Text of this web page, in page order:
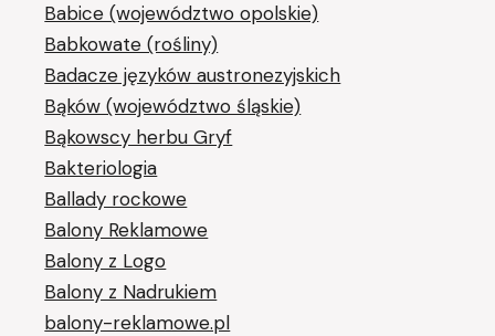
Babice (województwo opolskie)
Babkowate (rośliny)
Badacze języków austronezyjskich
Bąków (województwo śląskie)
Bąkowscy herbu Gryf
Bakteriologia
Ballady rockowe
Balony Reklamowe
Balony z Logo
Balony z Nadrukiem
balony-reklamowe.pl